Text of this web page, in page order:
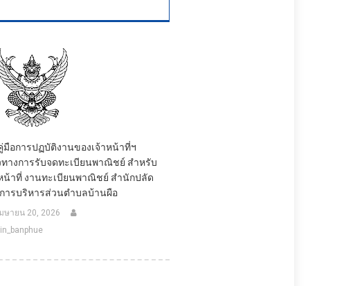
มือการปฏบัติงานของเจ้าหน้าที่ฯ
างการรับจดทะเบียนพาณิชย์ สำหรับ
น้าที่ งานทะเบียนพาณิชย์ สำนักปลัด
ารบริหารส่วนตำบลบ้านผือ
ษายน 20, 2026